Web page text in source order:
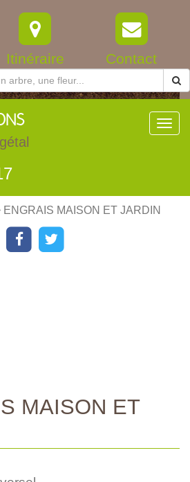
Itinéraire Contact
ENGRAIS MAISON ET JARDIN
MAISON ET